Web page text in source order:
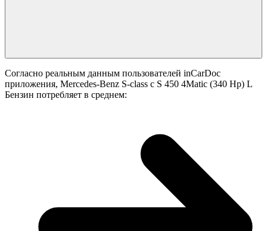
Согласно реальным данным пользователей inCarDoc
приложения, Mercedes-Benz S-class с S 450 4Matic (340 Hp) L
Бензин потребляет в среднем: